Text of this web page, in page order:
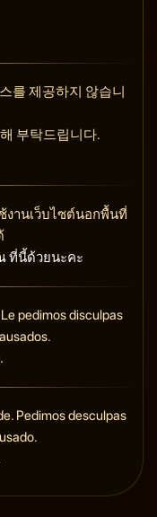
를 제공하지 않습니
부탁드립니다.
งานเว็บไซต์นอกพื้นที่
ที่นี้ด้วยนะคะ
pedimos disculpas
Pedimos desculpas